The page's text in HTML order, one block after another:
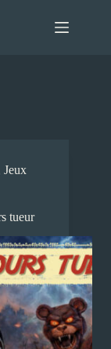
Jeux
tueur